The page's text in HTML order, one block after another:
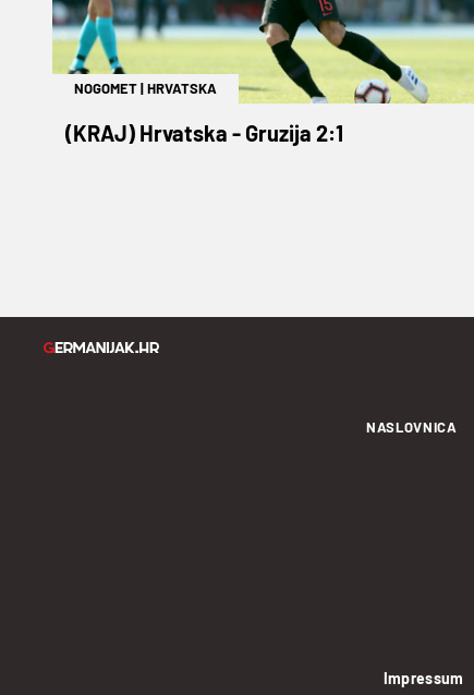
NOGOMET|HRVATSKA
(KRAJ) Hrvatska - Gruzija 2:1
NASLOVNICA
Impressum